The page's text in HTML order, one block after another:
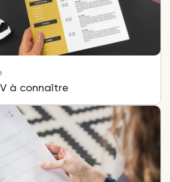
à connaître